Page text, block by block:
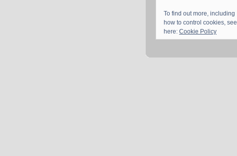
To find out more, including
how to control cookies, see
here: Cookie Policy